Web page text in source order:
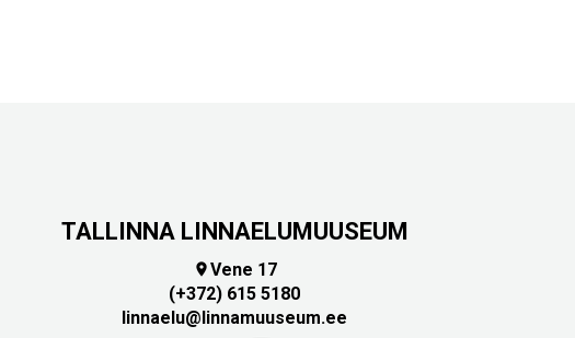
TALLINNA LINNAELUMUUSEUM
Vene 17
(+372) 615 5180
linnaelu@linnamuuseum.ee